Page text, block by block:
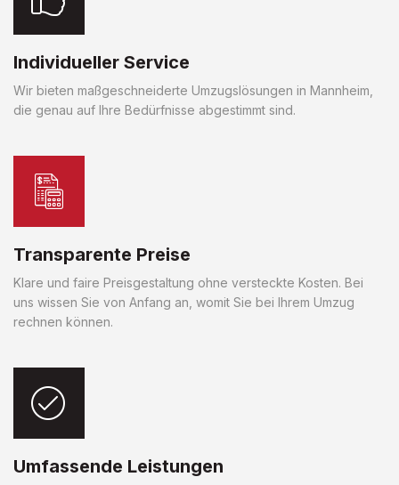
Individueller Service
Wir bieten maßgeschneiderte Umzugslösungen in Mannheim,
die genau auf Ihre Bedürfnisse abgestimmt sind.
Transparente Preise
Klare und faire Preisgestaltung ohne versteckte Kosten. Bei
uns wissen Sie von Anfang an, womit Sie bei Ihrem Umzug
rechnen können.
Umfassende Leistungen